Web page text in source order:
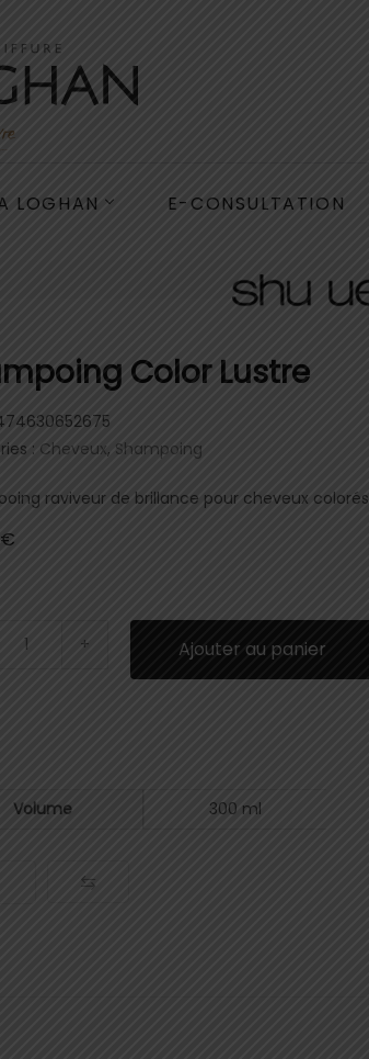
LOGHAN E-CONSULTATION
Color Lustre
: Cheveux, Shampoing
raviveur de brillance pour cheveux colorés
€
Ajouter au panier
Volume 300 ml